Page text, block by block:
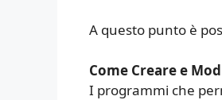
A questo punto è
Come Creare e
I programmi che